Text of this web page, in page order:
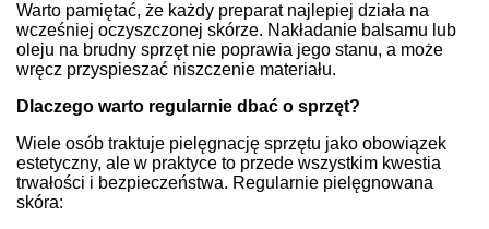
Warto pamiętać, że każdy preparat najlepiej działa na
wcześniej oczyszczonej skórze. Nakładanie balsamu lub
oleju na brudny sprzęt nie poprawia jego stanu, a może
wręcz przyspieszać niszczenie materiału.
Dlaczego warto regularnie dbać o sprzęt?
Wiele osób traktuje pielęgnację sprzętu jako obowiązek
estetyczny, ale w praktyce to przede wszystkim kwestia
trwałości i bezpieczeństwa. Regularnie pielęgnowana
skóra: